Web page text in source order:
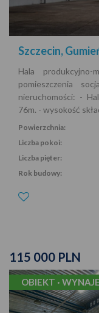
Szczecin,
Hala
pomieszczenia
nieruchomości: -
76m. - wysokość
Powierzchnia:
Liczba pokoi:
Liczba pięter:
Rok budowy:
115 000 PLN
OBIEKT ·